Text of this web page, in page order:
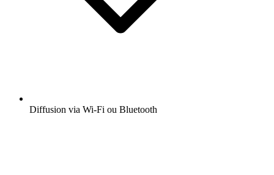
Diffusion via Wi-Fi ou Bluetooth